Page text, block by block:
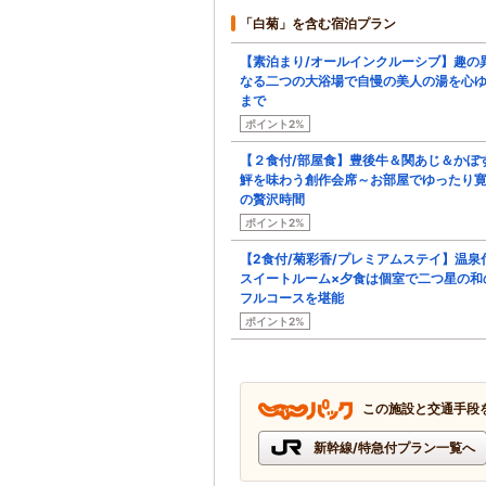
「白菊」を含む宿泊プラン
【素泊まり/オールインクルーシブ】趣の
なる二つの大浴場で自慢の美人の湯を心
まで
ポイント2%
【２食付/部屋食】豊後牛＆関あじ＆かぼ
鮃を味わう創作会席～お部屋でゆったり
の贅沢時間
ポイント2%
【2食付/菊彩香/プレミアムステイ】温泉
スイートルーム×夕食は個室で二つ星の和
フルコースを堪能
ポイント2%
この施設と交通手段
新幹線/特急付プラン一覧へ